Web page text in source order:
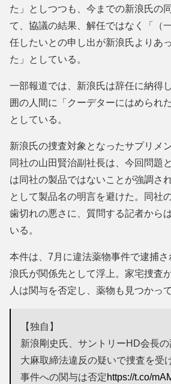
た」としつつも、今までの新浪氏の
て、協議の結果、解任ではなく「（
任したいとの申し出が新浪氏よりあ
た」としている。
一部報道では、新浪氏は辞任に納得
囲の人間に「クーデターにはめられ
としている。
新浪氏の捜査対象となったサプリメ
同社の山田賢治副社長は、今回問題
は同社の製品ではないことが強調さ
として製品名の明言を避けた。同社
歯切れの悪さに、質問する記者から
いる。
本件は、7月に違法薬物事件で逮捕
浪氏が関係先として浮上。家宅捜査
人は関与を否定し、薬物も見つかっ
【独自】
新浪剛史氏、サントリーHD会長の
大麻取締法違反の疑いで捜査を受
事件への関与は否定https://t.co/